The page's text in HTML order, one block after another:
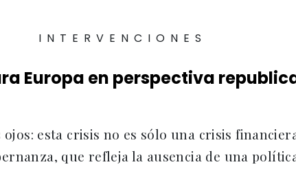
INTERVENCIONES
Europa en perspectiva
esta crisis no es sólo una crisis
que refleja la ausencia de una